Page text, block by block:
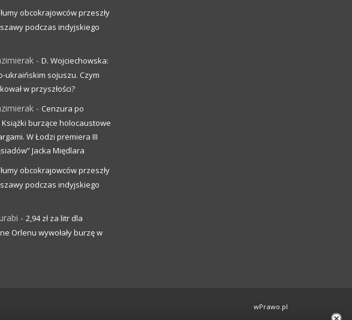
obcokrajowców przeszły
podczas indyjskiego
- D. Wojciechowska:
ukraińskim sojuszu. Czym
w przyszłości?
- Cenzura po
burzące holocaustowe
W Łodzi premiera III
Jacka Międlara
obcokrajowców przeszły
podczas indyjskiego
- 2,94 zł za litr dla
Orlenu wywołały burzę w
wPrawo.pl